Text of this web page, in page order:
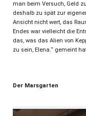
man beim Versuch, Geld
deshalb zu spät zur
Ansicht nicht wert, das
Endes war vielleicht die
das, was das Alien von
zu sein, Elena.“ gemeint
Der Marsgarten